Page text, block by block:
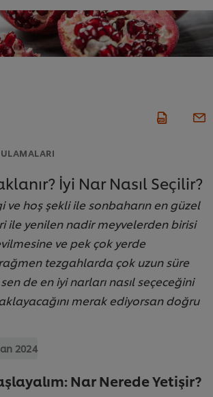
İyi Nar Nasıl Seçilir?
ve hoş şekli ile sonbaharın en güzel
ile yenilen nadir meyvelerden birisi
ve pek çok yerde
tezgahlarda çok uzun süre
de en iyi narları nasıl seçeceğini
merak ediyorsan doğru
2024
Nar Nerede Yetişir?